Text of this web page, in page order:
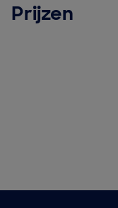
Prijzen